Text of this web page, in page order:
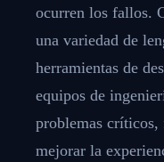
ocurren los fallos.
una variedad de
herramientas de
equipos de
problemas
mejorar la